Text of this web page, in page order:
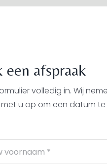
een afspraak
volledig in. Wij
u op om een datum te